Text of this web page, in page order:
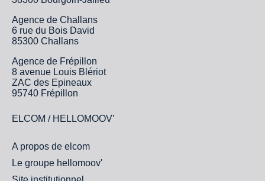
Agence de Challans
6 rue du Bois David
85300 Challans
Agence de Frépillon
8 avenue Louis Blériot
ZAC des Epineaux
95740 Frépillon
ELCOM / HELLOMOOV’
A propos de elcom
Le groupe hellomoov'